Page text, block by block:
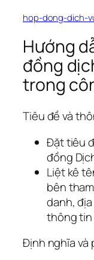
hop-dong-dich-
Hướng
đồng
trong
Tiêu đề và
Đặt tiêu
đồng
Liệt kê
bên
danh,
thông
Định nghĩa và